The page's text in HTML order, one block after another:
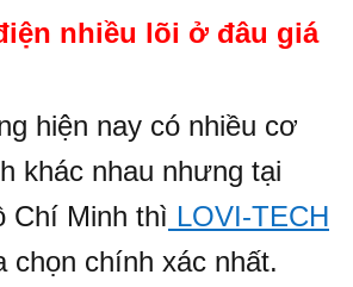
nhiều lõi ở đâu giá
hiện nay có nhiều cơ
khác nhau nhưng tại
Chí Minh thì LOVI-TECH
chọn chính xác nhất.